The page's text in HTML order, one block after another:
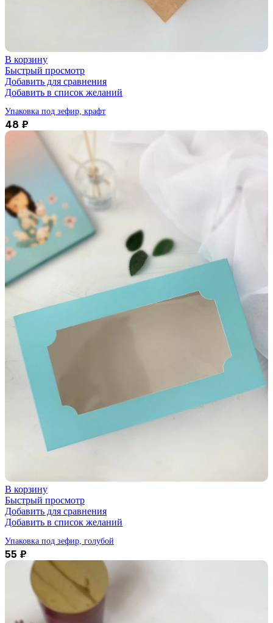
В корзину
Быстрый просмотр
Добавить для сравнения
Добавить в список желаний
Упаковка под зефир, крафт
48 ₽
В корзину
Быстрый просмотр
Добавить для сравнения
Добавить в список желаний
Упаковка под зефир, голубой
55 ₽